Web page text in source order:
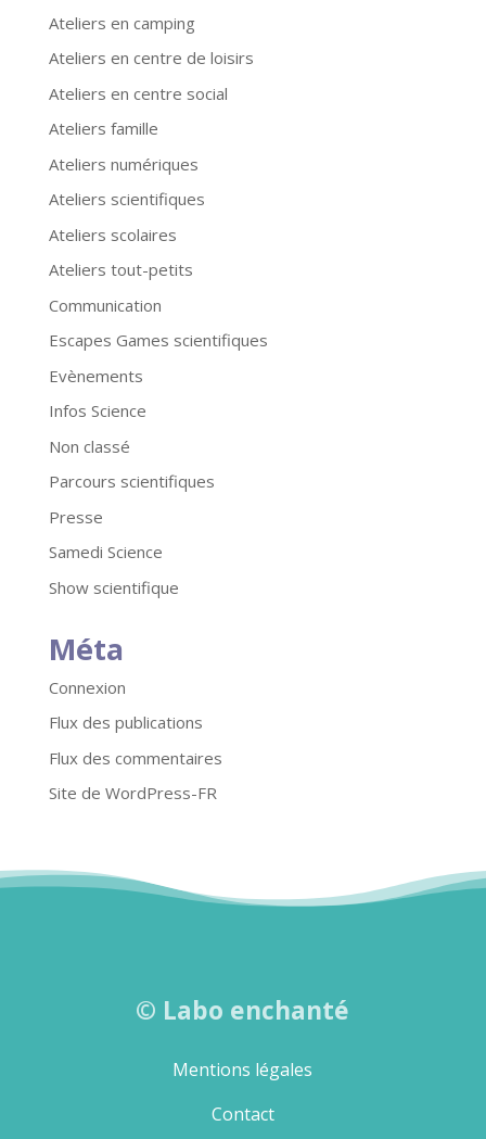
Ateliers en camping
Ateliers en centre de loisirs
Ateliers en centre social
Ateliers famille
Ateliers numériques
Ateliers scientifiques
Ateliers scolaires
Ateliers tout-petits
Communication
Escapes Games scientifiques
Evènements
Infos Science
Non classé
Parcours scientifiques
Presse
Samedi Science
Show scientifique
Méta
Connexion
Flux des publications
Flux des commentaires
Site de WordPress-FR
© Labo enchanté
Mentions légales
Contact